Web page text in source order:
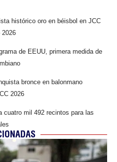
histórico oro en béisbol en JCC
2026
de EEUU, primera medida de
bronce en balonmano
2026
cuatro mil 492 recintos para las